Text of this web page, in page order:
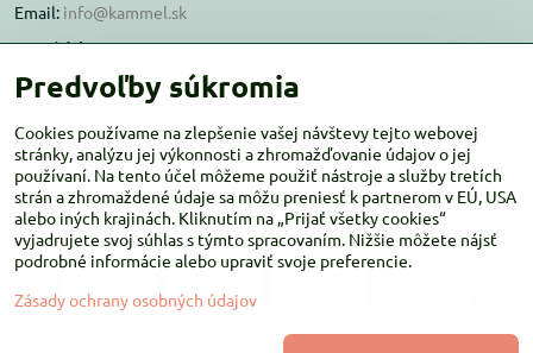
Email: info@kammel.sk
Prevádzka:
Administratívna budova PD Melčice
Otváracie hodiny:PO-ŠT 8:00 - 16:00
PIA-NE Zatvorené
Predvoľby súkromia
Cookies používame na zlepšenie vašej návštevy tejto webovej
stránky, analýzu jej výkonnosti a zhromažďovanie údajov o jej
používaní. Na tento účel môžeme použiť nástroje a služby tretích
strán a zhromaždené údaje sa môžu preniesť k partnerom v EÚ, USA
alebo iných krajinách. Kliknutím na „Prijať všetky cookies“
vyjadrujete svoj súhlas s týmto spracovaním. Nižšie môžete nájsť
podrobné informácie alebo upraviť svoje preferencie.
Zásady ochrany osobných údajov